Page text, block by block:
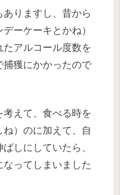
りますし、昔から
ーケーキとかね）
アルコール度数を
捕獲にかかったので
えて、食べる時を
）のに加えて、自
しにしていたら、
なってしまいました